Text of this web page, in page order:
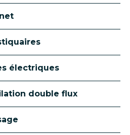
électriques
double flux